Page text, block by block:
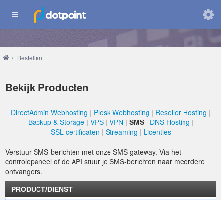
Domeinen
/ Bestellen
Bekijk Producten
DirectAdmin Webhosting Plesk Webhosting
Reseller Hosting
Backup & Storage
VPS VPN SMS
DNS Hosting
SSL certificaten
Streaming
Licenties
Verstuur SMS-berichten met onze SMS gateway. Via het
controlepaneel of de API stuur je SMS-berichten naar meerdere
ontvangers.
PRODUCT/DIENST